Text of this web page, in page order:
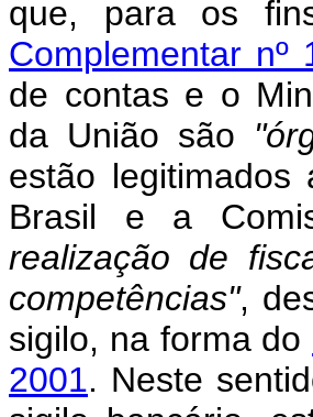
que, para os
Complementar nº
de contas e o
da União são
estão
Brasil e a
realização de
competências",
sigilo, na forma do
2001. Neste